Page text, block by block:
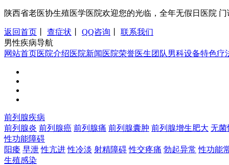
陕西省老医协生殖医学医院欢迎您的光临，全年无假日医院 门
返回首页 查症状 QQ咨询
联系我们
男性疾病导航
网站首页医院介绍医院新闻 医院荣誉医生团队男科设备特色疗
前列腺疾病
前列腺炎 前列腺癌 前列腺痛 前列腺囊肿 前列腺增生肥大 无菌
性功能障碍
阳痿 早泄 性亢进 性冷淡 射精障碍 性交疼痛 勃起异常 性功能
生殖感染